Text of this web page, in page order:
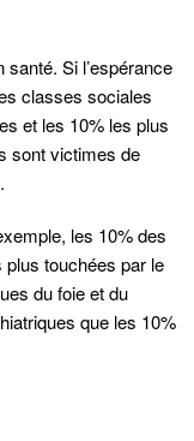
Si l’espérance
classes sociales
et les 10% les plus
sont victimes de
les 10% des
touchées par le
du foie et du
que les 10%